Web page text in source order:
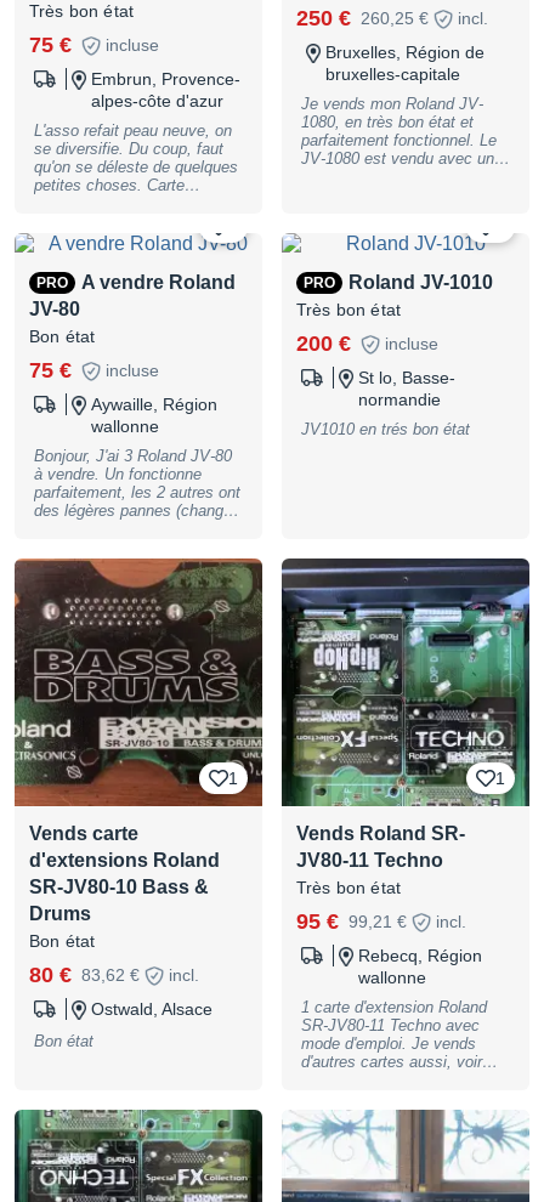
Très bon état
75 €
incluse
Embrun, Provence-
alpes-côte d'azur
L'asso refait peau neuve, on
se diversifie. Du coup, faut
qu'on se déleste de quelques
petites choses. Carte
Carton d'origine : non
emballage antistatique pour
assurer sa protection. Prix :
75€ Expédition : Colissimo
Ou remise en main propre
250 € 260,25 €
incl.
Bruxelles, Région de
bruxelles-capitale
Je vends mon Roland JV-
1080, en très bon état et
parfaitement fonctionnel. Le
JV-1080 est vendu avec une
PRO
A vendre Roland
JV-80
Bon état
75 €
incluse
Aywaille, Région
wallonne
Bonjour, J'ai 3 Roland JV-80
à vendre. Un fonctionne
parfaitement, les 2 autres ont
des légères pannes (changer
facilement réparable. Faire
offre pour une pièce ou pour
le lot. Photos sur demande...
PRO Roland JV-1010
Très bon état
200 €
incluse
St lo, Basse-
normandie
JV1010 en trés bon état
1
Vends carte
d'extensions Roland
SR-JV80-10 Bass &
Drums
Bon état
80 € 83,62 €
incl.
Ostwald, Alsace
Bon état
1
Vends Roland SR-
JV80-11 Techno
Très bon état
95 € 99,21 €
incl.
Rebecq, Région
wallonne
1 carte d'extension Roland
SR-JV80-11 Techno avec
mode d'emploi. Je vends
d'autres cartes aussi, voir